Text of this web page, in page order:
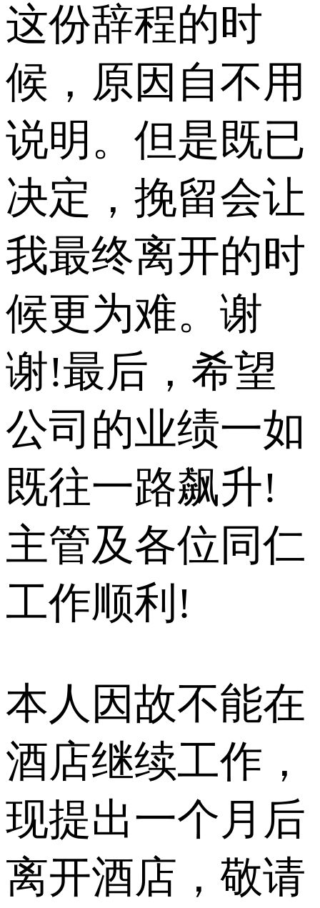
这份辞程的时
候，原因自不用
说明。但是既已
决定，挽留会让
我最终离开的时
候更为难。谢
谢!最后，希望
公司的业绩一如
既往一路飙升!
主管及各位同仁
工作顺利!
本人因故不能在
酒店继续工作，
现提出一个月后
离开酒店，敬请